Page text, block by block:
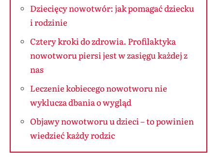
Dziecięcy nowotwór: jak pomagać dziecku
i rodzinie
Cztery kroki do zdrowia. Profilaktyka
nowotworu piersi jest w zasięgu każdej z
nas
Leczenie kobiecego nowotworu nie
wyklucza dbania o wygląd
Objawy nowotworu u dzieci – to powinien
wiedzieć każdy rodzic